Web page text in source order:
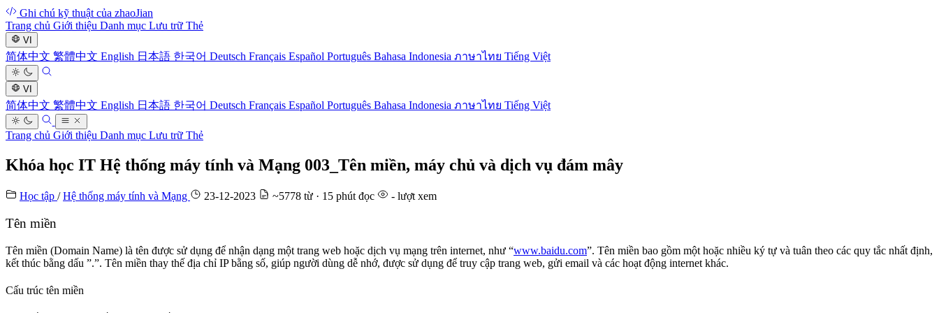
Ghi chú kỹ thuật của zhaoJian
Trang chủ Giới thiệu Danh mục Lưu trữ Thẻ
VI
简体中文 繁體中文 English 日本語 한국어 Deutsch Français Español Português Bahasa Indonesia ภาษาไทย Tiếng Việt
VI
简体中文 繁體中文 English 日本語 한국어 Deutsch Français Español Português Bahasa Indonesia ภาษาไทย Tiếng Việt
Trang chủ Giới thiệu Danh mục Lưu trữ Thẻ
Khóa học IT Hệ thống máy tính và Mạng 003_Tên miền, máy chủ và dịch vụ đám mây
Học tập / Hệ thống máy tính và Mạng 23-12-2023 ~5778 từ · 15 phút đọc - lượt xem
Tên miền
Tên miền (Domain Name) là tên được sử dụng để nhận dạng một trang web hoặc dịch vụ mạng trên internet, như “www.baidu.com”. Tên miền bao gồm một hoặc nhiều ký tự và tuân theo các quy tắc nhất định,
kết thúc bằng dấu ”.”. Tên miền thay thế địa chỉ IP bằng số, giúp người dùng dễ nhớ, được sử dụng để truy cập trang web, gửi email và các hoạt động internet khác.
Cấu trúc tên miền